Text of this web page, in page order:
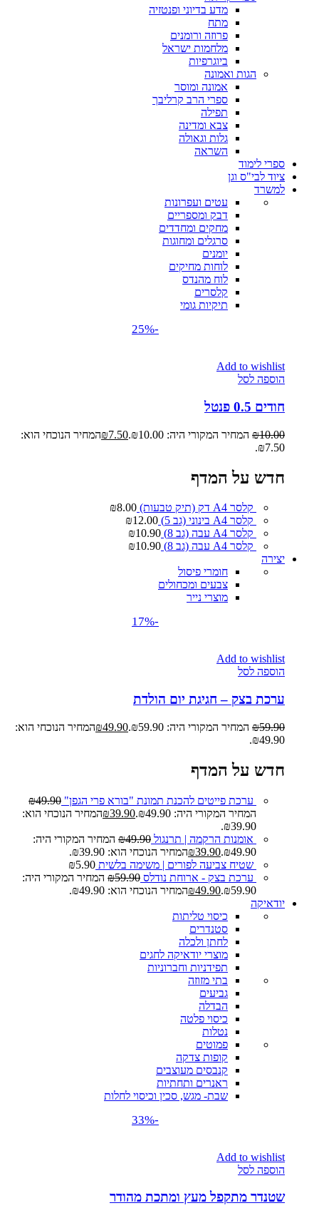
מדע בדיוני ופנטזיה
מתח
פרוזה ורומנים
מלחמות ישראל
ביוגרפיות
הגות ואמונה
אמונה ומוסר
ספרי הרב קרליבך
תפילה
צבא ומדינה
גלות וגאולה
השראה
ספרי לימוד
ציוד לבי"ס וגן
למשרד
עטים ועפרונות
דבק ומספריים
מחקים ומחדדים
סרגלים ומחוגות
יומנים
לוחות מחיקים
לוח מהנדס
קלסרים
תיקיות גומי
-25%
Add to wishlist
הוספה לסל
חודים 0.5 פנטל
₪10.00 המחיר המקורי היה: ₪10.00. ₪7.50
המחיר הנוכחי הוא:
₪7.50.
חדש על המדף
קלסר A4 דק (תיק טבעות) ₪8.00
קלסר A4 בינוני (גב 5)
₪12.00
קלסר A4 עבה (גב 8)
₪10.90
קלסר A4 עבה (גב 8)
₪10.90
יצירה
חומרי פיסול
צבעים ומכחולים
מוצרי נייר
-17%
Add to wishlist
הוספה לסל
ערכת בצק – חגיגת יום הולדת
₪59.90 המחיר המקורי היה: ₪59.90. ₪49.90
המחיר הנוכחי הוא:
₪49.90.
חדש על המדף
ערכת פייטים להכנת תמונת "בורא פרי הגפן" ₪49.90
המחיר המקורי היה: ₪49.90.
₪39.90
המחיר הנוכחי הוא:
₪39.90.
אומנות הרקמה | תרנגול
₪49.90
המחיר המקורי היה:
₪49.90.
₪39.90
המחיר הנוכחי הוא: ₪39.90.
שטיח צביעה לפורים | משימה בלשית
₪5.90
ערכת בצק - ארוחת נודלס
₪59.90
המחיר המקורי היה:
₪59.90.
₪49.90
המחיר הנוכחי הוא: ₪49.90.
יודאיקה
כיסוי טליתות
סטנדרים
לחתן ולכלה
מוצרי יודאיקה לחגים
תפידניות וחברוניות
בתי מזוזה
גביעים
הבדלה
כיסוי פלטה
נטלות
פמוטים
קופות צדקה
קנבסים מעוצבים
ראנרים ותחתיות
שבת- מגש, סכין וכיסוי לחלות
-33%
Add to wishlist
הוספה לסל
שטנדר מתקפל מעץ ומתכת מהודר